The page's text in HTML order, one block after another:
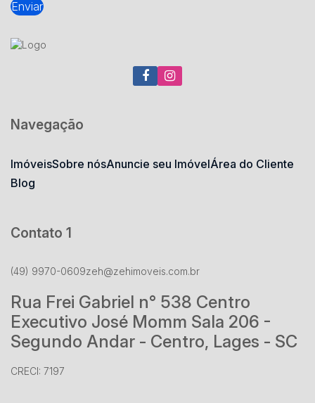
Navegação
ImóveisSobre nósAnuncie seu ImóvelÁrea do Cliente
Blog
Contato 1
(49) 9970-0609zeh@zehimoveis.com.br
Rua Frei Gabriel n° 538 Centro
Executivo José Momm Sala 206 -
Segundo Andar - Centro, Lages - SC
CRECI: 7197